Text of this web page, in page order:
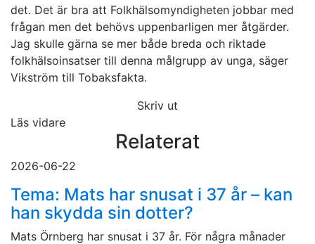
det. Det är bra att Folkhälsomyndigheten jobbar med
frågan men det behövs uppenbarligen mer åtgärder.
Jag skulle gärna se mer både breda och riktade
folkhälsoinsatser till denna målgrupp av unga, säger
Vikström till Tobaksfakta.
Skriv ut
Läs vidare
Relaterat
2026-06-22
Tema: Mats har snusat i 37 år – kan
han skydda sin dotter?
Mats Örnberg har snusat i 37 år. För några månader